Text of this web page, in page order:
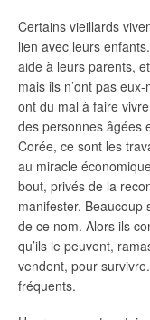
Certains vieillards
lien avec leurs
aide à leurs parents,
mais ils n’ont pas
ont du mal à faire
des personnes âgées
Corée, ce sont les
au miracle
bout, privés de la
manifester. Beaucoup
de ce nom. Alors ils
qu’ils le peuvent,
vendent, pour
fréquents.